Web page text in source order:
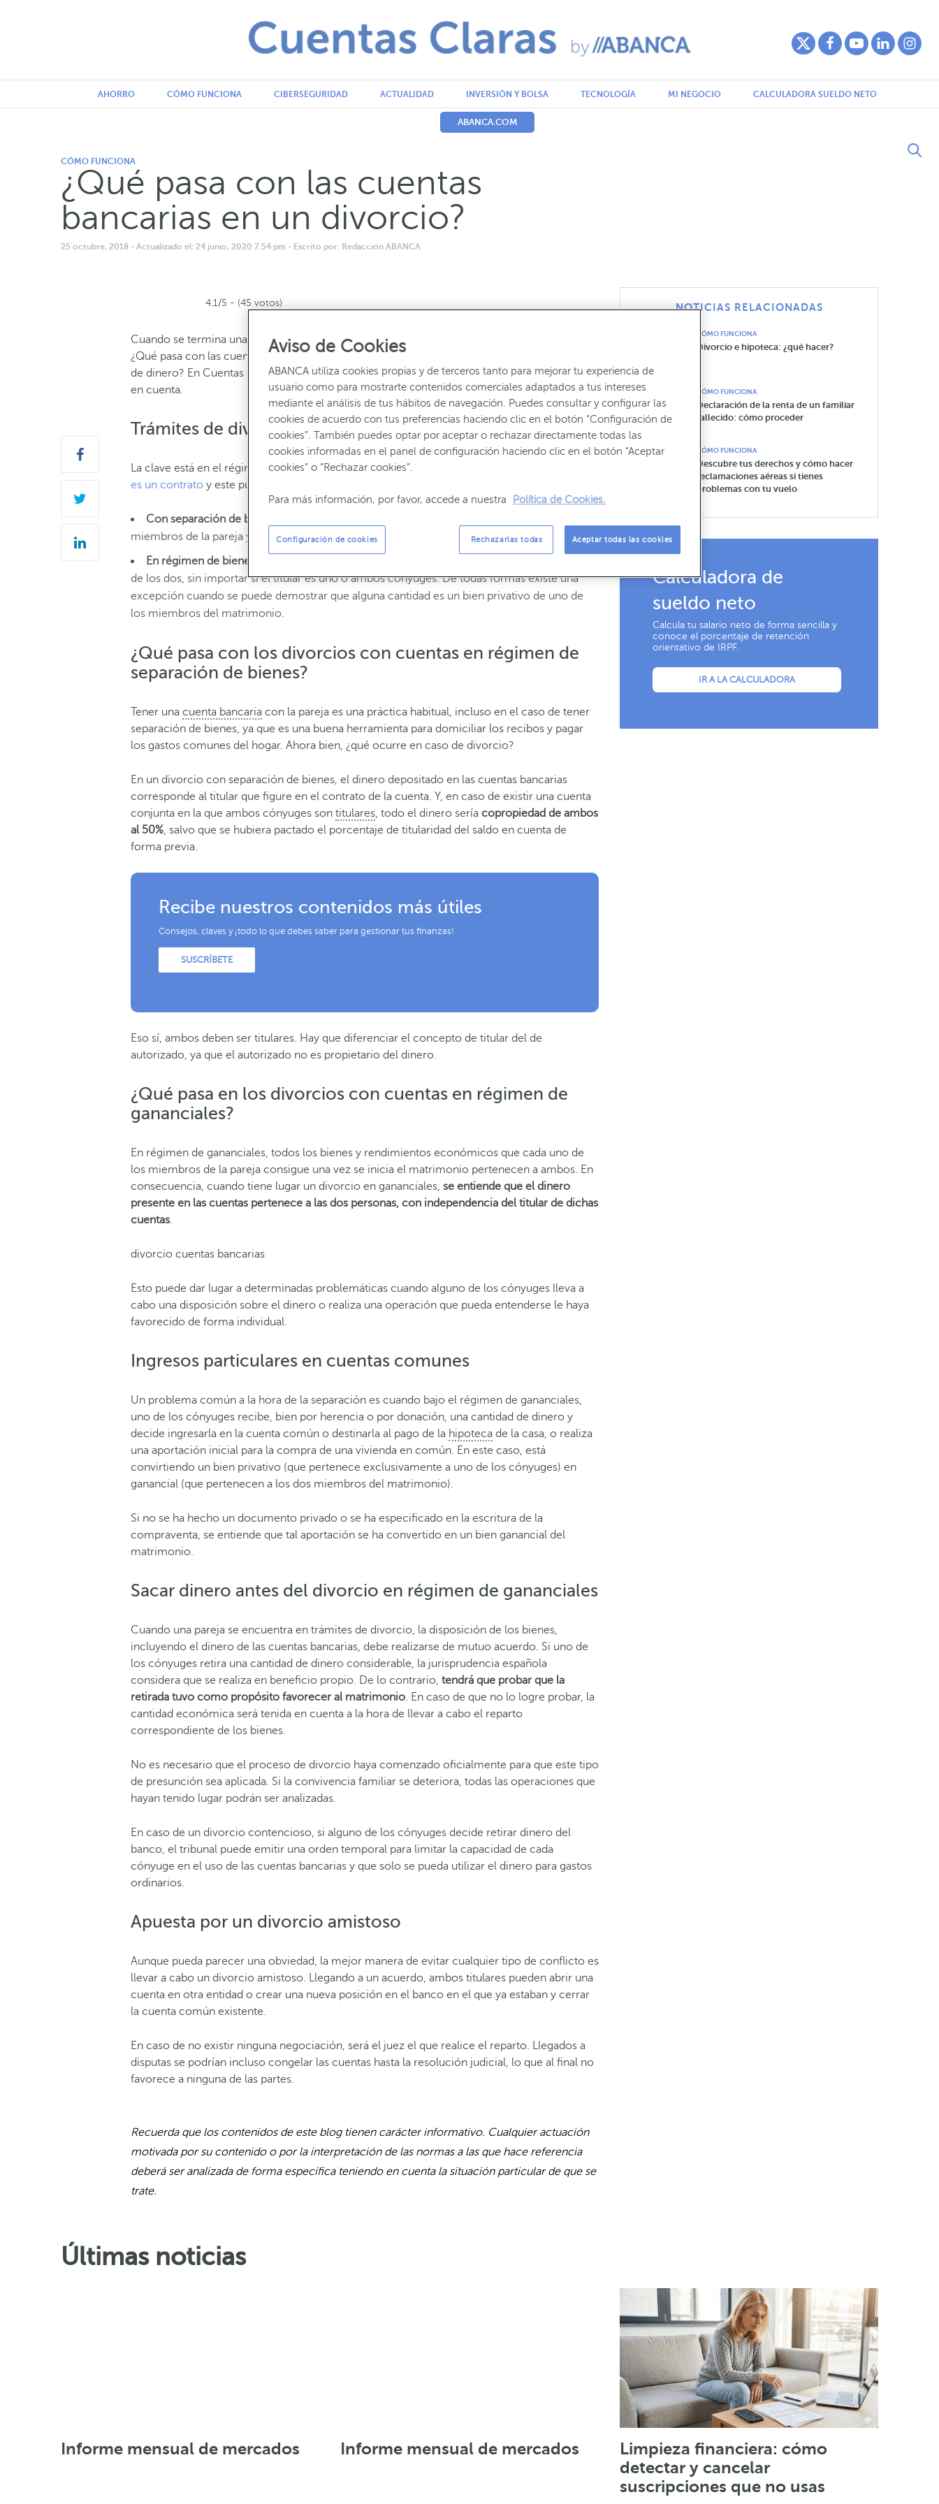
AHORRO CÓMO FUNCIONA CIBERSEGURIDAD ACTUALIDAD INVERSIÓN Y BOLSA TECNOLOGÍA MI NEGOCIO CALCULADORA SUELDO NETO
ABANCA.COM
CÓMO FUNCIONA
¿Qué pasa con las cuentas
bancarias en un divorcio?
25 octubre, 2018 - Actualizado el: 24 junio, 2020 7:54 pm - Escrito por: Redacción ABANCA
4.1/5 - (45 votos)
Cuando se termina una relación, surgen muchas dudas. Entre otras, la cuestión económica.
¿Qué pasa con las cuentas bancarias en común tras un divorcio? ¿Cómo se hace el reparto
de dinero? En Cuentas Claras hacemos un repaso por todas las cuestiones que debes tener
en cuenta.
Trámites de divorcio: ¿de quién es el dinero?
La clave está en el régimen económico del matrimonio. Por frío que suene,
es un contrato y este puede ser:
Con separación de bienes
miembros de la pareja y el de las cuentas individuales sería solo del
titular.
En régimen de bienes gananciales
de los dos, sin importar si el titular es uno o ambos cónyuges. De todas formas existe una
excepción cuando se puede demostrar que alguna cantidad es un bien privativo de uno de
los miembros del matrimonio.
¿Qué pasa con los divorcios con cuentas en régimen de
separación de bienes?
Tener una cuenta bancaria con la pareja es una práctica habitual, incluso en el caso de tener
separación de bienes, ya que es una buena herramienta para domiciliar los recibos y pagar
los gastos comunes del hogar. Ahora bien, ¿qué ocurre en caso de divorcio?
En un divorcio con separación de bienes, el dinero depositado en las cuentas bancarias
corresponde al titular que figure en el contrato de la cuenta. Y, en caso de existir una cuenta
conjunta en la que ambos cónyuges son titulares, todo el dinero sería copropiedad de ambos
al 50%, salvo que se hubiera pactado el porcentaje de titularidad del saldo en cuenta de
forma previa.
Recibe nuestros contenidos más útiles
Consejos, claves y ¡todo lo que debes saber para gestionar tus finanzas!
SUSCRÍBETE
Eso sí, ambos deben ser titulares. Hay que diferenciar el concepto de titular del de
autorizado, ya que el autorizado no es propietario del dinero.
¿Qué pasa en los divorcios con cuentas en régimen de
gananciales?
En régimen de gananciales, todos los bienes y rendimientos económicos que cada uno de
los miembros de la pareja consigue una vez se inicia el matrimonio pertenecen a ambos. En
consecuencia, cuando tiene lugar un divorcio en gananciales, se entiende que el dinero
presente en las cuentas pertenece a las dos personas, con independencia del titular de dichas
cuentas.
divorcio cuentas bancarias
Esto puede dar lugar a determinadas problemáticas cuando alguno de los cónyuges lleva a
cabo una disposición sobre el dinero o realiza una operación que pueda entenderse le haya
favorecido de forma individual.
Ingresos particulares en cuentas comunes
Un problema común a la hora de la separación es cuando bajo el régimen de gananciales,
uno de los cónyuges recibe, bien por herencia o por donación, una cantidad de dinero y
decide ingresarla en la cuenta común o destinarla al pago de la hipoteca de la casa, o realiza
una aportación inicial para la compra de una vivienda en común. En este caso, está
convirtiendo un bien privativo (que pertenece exclusivamente a uno de los cónyuges) en
ganancial (que pertenecen a los dos miembros del matrimonio).
Si no se ha hecho un documento privado o se ha especificado en la escritura de la
compraventa, se entiende que tal aportación se ha convertido en un bien ganancial del
matrimonio.
Sacar dinero antes del divorcio en régimen de gananciales
Cuando una pareja se encuentra en trámites de divorcio, la disposición de los bienes,
incluyendo el dinero de las cuentas bancarias, debe realizarse de mutuo acuerdo. Si uno de
los cónyuges retira una cantidad de dinero considerable, la jurisprudencia española
considera que se realiza en beneficio propio. De lo contrario, tendrá que probar que la
retirada tuvo como propósito favorecer al matrimonio. En caso de que no lo logre probar, la
cantidad económica será tenida en cuenta a la hora de llevar a cabo el reparto
correspondiente de los bienes.
No es necesario que el proceso de divorcio haya comenzado oficialmente para que este tipo
de presunción sea aplicada. Si la convivencia familiar se deteriora, todas las operaciones que
hayan tenido lugar podrán ser analizadas.
En caso de un divorcio contencioso, si alguno de los cónyuges decide retirar dinero del
banco, el tribunal puede emitir una orden temporal para limitar la capacidad de cada
cónyuge en el uso de las cuentas bancarias y que solo se pueda utilizar el dinero para gastos
ordinarios.
Apuesta por un divorcio amistoso
Aunque pueda parecer una obviedad, la mejor manera de evitar cualquier tipo de conflicto es
llevar a cabo un divorcio amistoso. Llegando a un acuerdo, ambos titulares pueden abrir una
cuenta en otra entidad o crear una nueva posición en el banco en el que ya estaban y cerrar
la cuenta común existente.
En caso de no existir ninguna negociación, será el juez el que realice el reparto. Llegados a
disputas se podrían incluso congelar las cuentas hasta la resolución judicial, lo que al final no
favorece a ninguna de las partes.
Recuerda que los contenidos de este blog tienen carácter informativo. Cualquier actuación
motivada por su contenido o por la interpretación de las normas a las que hace referencia
deberá ser analizada de forma específica teniendo en cuenta la situación particular de que se
trate.
NOTICIAS RELACIONADAS
CÓMO FUNCIONA
Divorcio e hipoteca: ¿qué hacer?
CÓMO FUNCIONA
Declaración de la renta de un familiar
fallecido: cómo proceder
CÓMO FUNCIONA
Descubre tus derechos y cómo hacer
reclamaciones aéreas si tienes
problemas con tu vuelo
Calculadora de
sueldo neto
Calcula tu salario neto de forma sencilla y
conoce el porcentaje de retención
orientativo de IRPF.
IR A LA CALCULADORA
Últimas noticias
Informe mensual de mercados Informe mensual de mercados
Limpieza financiera: cómo
detectar y cancelar
suscripciones que no usas
Aviso de Cookies
ABANCA utiliza cookies propias y de terceros tanto para mejorar tu experiencia de
usuario como para mostrarte contenidos comerciales adaptados a tus intereses
mediante el análisis de tus hábitos de navegación. Puedes consultar y configurar las
cookies de acuerdo con tus preferencias haciendo clic en el botón “Configuración de
cookies”. También puedes optar por aceptar o rechazar directamente todas las
cookies informadas en el panel de configuración haciendo clic en el botón “Aceptar
cookies” o “Rechazar cookies”.
Para más información, por favor, accede a nuestra Política de Cookies.
Configuración de cookies Rechazarlas todas Aceptar todas las cookies